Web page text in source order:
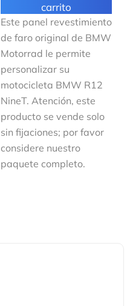
carrito
Este panel revestimiento
de faro original de BMW
Motorrad le permite
personalizar su
motocicleta BMW R12
NineT. Atención, este
producto se vende solo
sin fijaciones; por favor
considere nuestro
paquete completo.